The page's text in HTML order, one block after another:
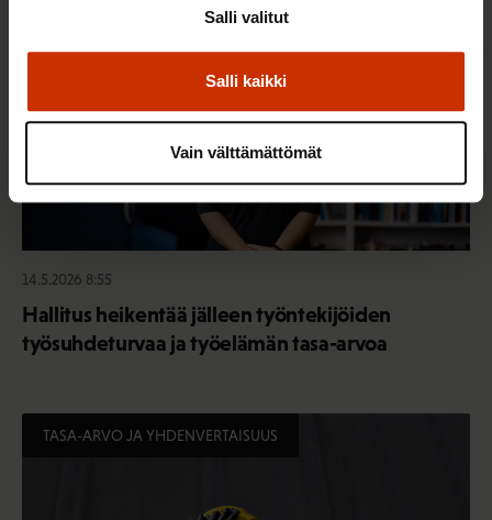
Salli kaikki
Salli valitut
Vain välttämättömät
14.5.2026 8:55
Hallitus heikentää jälleen työntekijöiden
työsuhdeturvaa ja työelämän tasa-arvoa
TASA-ARVO JA YHDENVERTAISUUS